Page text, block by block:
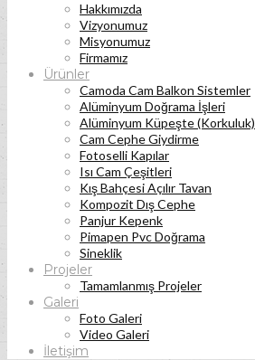
Hakkımızda
Vizyonumuz
Misyonumuz
Firmamız
Ürünler
Camoda Cam Balkon Sistemler
Alüminyum Doğrama İşleri
Alüminyum Küpeşte (Korkuluk)
Cam Cephe Giydirme
Fotoselli Kapılar
Isı Cam Çeşitleri
Kış Bahçesi Açılır Tavan
Kompozit Dış Cephe
Panjur Kepenk
Pimapen Pvc Doğrama
Sineklik
Projeler
Tamamlanmış Projeler
Galeri
Foto Galeri
Video Galeri
İletişim